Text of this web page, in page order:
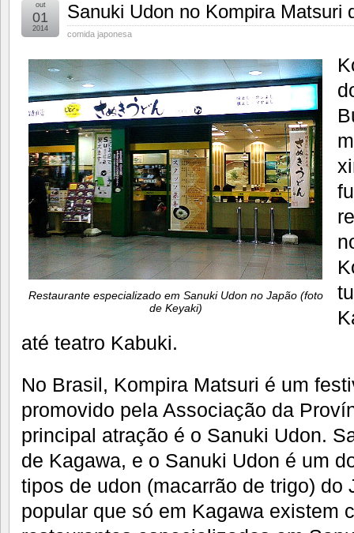
Sanuki Udon no Kompira Matsuri
comida japonesa
out
01
2014
Restaurante especializado em Sanuki Udon no Japão (foto
de Keyaki)
até teatro Kabuki.
No Brasil, Kompira Matsuri é um
promovido pela Associação da
principal atração é o Sanuki Udon.
de Kagawa, e o Sanuki Udon é um
tipos de udon (macarrão de trigo) do
popular que só em Kagawa existem